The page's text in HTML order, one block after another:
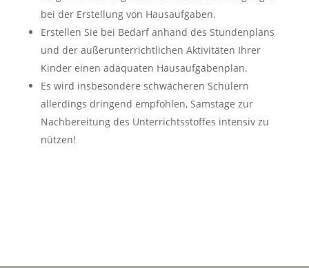
bei der Erstellung von Hausaufgaben.
Erstellen Sie bei Bedarf anhand des Stundenplans
und der außerunterrichtlichen Aktivitäten Ihrer
Kinder einen adäquaten Hausaufgabenplan.
Es wird insbesondere schwächeren Schülern
allerdings dringend empfohlen, Samstage zur
Nachbereitung des Unterrichtsstoffes intensiv zu
nützen!